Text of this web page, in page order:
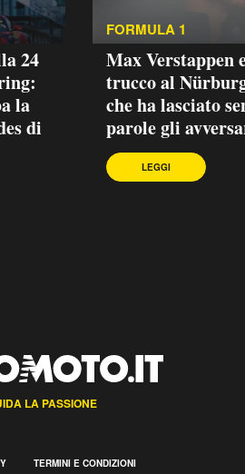
24
la
di
FORMULA 1
Max Verstappen
trucco al
che ha lasciato
parole gli
LEGGI
LA PASSIONE
TERMINI E CONDIZIONI